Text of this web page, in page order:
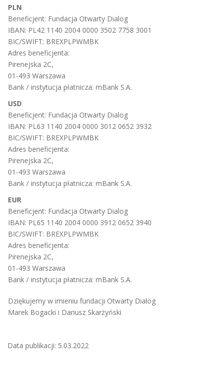
PLN
Beneficjent: Fundacja Otwarty Dialog
IBAN: PL42 1140 2004 0000 3502 7758 3001
BIC/SWIFT: BREXPLPWMBK
Adres beneficjenta:
Pirenejska 2C,
01-493 Warszawa
Bank / instytucja płatnicza: mBank S.A.
USD
Beneficjent: Fundacja Otwarty Dialog
IBAN: PL63 1140 2004 0000 3012 0652 3932
BIC/SWIFT: BREXPLPWMBK
Adres beneficjenta:
Pirenejska 2C,
01-493 Warszawa
Bank / instytucja płatnicza: mBank S.A.
EUR
Beneficjent: Fundacja Otwarty Dialog
IBAN: PL65 1140 2004 0000 3912 0652 3940
BIC/SWIFT: BREXPLPWMBK
Adres beneficjenta:
Pirenejska 2C,
01-493 Warszawa
Bank / instytucja płatnicza: mBank S.A.
Dziękujemy w imieniu fundacji Otwarty Dialog
Marek Bogacki i Dariusz Skarżyński
Data publikacji: 5.03.2022